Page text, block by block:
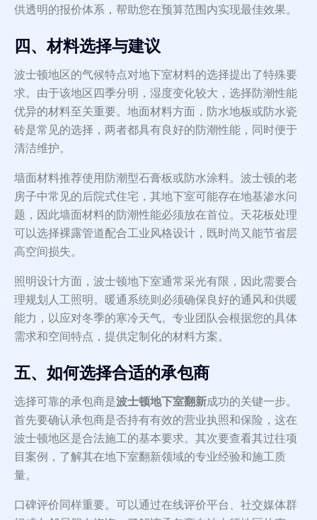
供透明的报价体系，帮助您在预算范围内实现最佳效果。
四、材料选择与建议
波士顿地区的气候特点对地下室材料的选择提出了特殊要
求。由于该地区四季分明，湿度变化较大，选择防潮性能
优异的材料至关重要。地面材料方面，防水地板或防水瓷
砖是常见的选择，两者都具有良好的防潮性能，同时便于
清洁维护。
墙面材料推荐使用防潮型石膏板或防水涂料。波士顿的老
房子中常见的后院式住宅，其地下室可能存在地基渗水问
题，因此墙面材料的防潮性能必须放在首位。天花板处理
可以选择裸露管道配合工业风格设计，既时尚又能节省层
高空间损失。
照明设计方面，波士顿地下室通常采光有限，因此需要合
理规划人工照明。暖通系统则必须确保良好的通风和供暖
能力，以应对冬季的寒冷天气。专业团队会根据您的具体
需求和空间特点，提供定制化的材料方案。
五、如何选择合适的承包商
选择可靠的承包商是波士顿地下室翻新成功的关键一步。
首先要确认承包商是否持有有效的营业执照和保险，这在
波士顿地区是合法施工的基本要求。其次要查看其过往项
目案例，了解其在地下室翻新领域的专业经验和施工质
量。
口碑评价同样重要。可以通过在线评价平台、社交媒体群